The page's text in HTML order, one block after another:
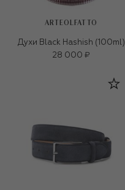
ARTEOLFATTO
Духи Black Hashish (100ml)
28 000 ₽